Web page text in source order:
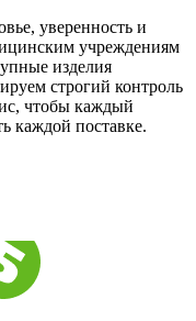
уверенность и
учреждениям
изделия
строгий контроль
чтобы каждый
каждой поставке.